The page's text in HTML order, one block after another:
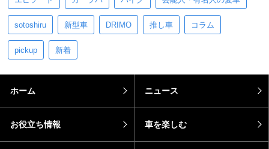
sotoshiru 新型車 DRIMO 推し車 コラム
pickup 新着
ホーム ニュース
お役立ち情報 車を楽しむ